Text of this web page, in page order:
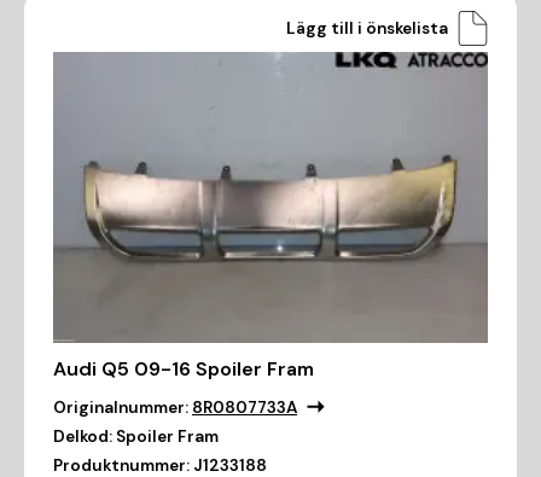
Lägg till i önskelista
Audi Q5 09-16 Spoiler Fram
Originalnummer: 8R0807733A
Delkod: Spoiler Fram
Produktnummer: J1233188